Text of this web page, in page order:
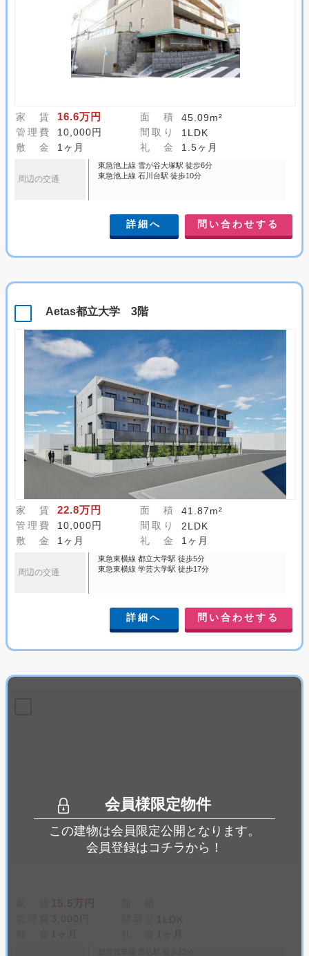
家 賃 16.6万円 面 積
45.09m²
管理費
10,000円 間取り
1LDK
敷 金
1ヶ月 礼 金 1.5ヶ月
周辺の交通
東急池上線 雪が谷大塚駅 徒歩6分
東急池上線 石川台駅 徒歩10分
詳細へ 問い合わせする
Aetas都立大学 3階
家 賃 22.8万円 面 積
41.87m²
管理費
10,000円 間取り
2LDK
敷 金
1ヶ月 礼 金 1ヶ月
周辺の交通
東急東横線 都立大学駅 徒歩5分
東急東横線 学芸大学駅 徒歩17分
詳細へ 問い合わせする
会員様限定物件
この建物は会員限定公開となります。
会員登録はコチラから！